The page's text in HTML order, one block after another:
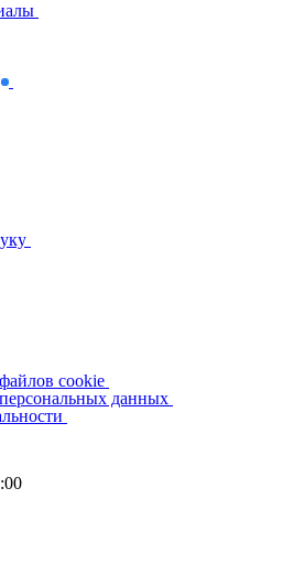
cookie
данных